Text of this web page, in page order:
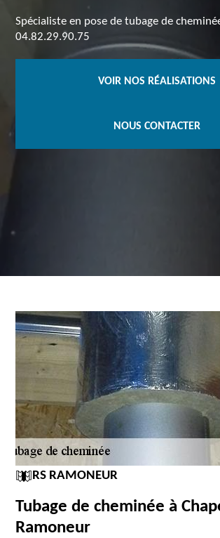
Spécialiste en pose de tubage de
04.82.29.90.75
VOIR NOS RÉALISATIONS
NOUS CONTACTER
RS RAMONEUR
Tubage de cheminée à
Ramoneur